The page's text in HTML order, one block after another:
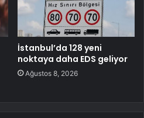
İstanbul’da 128 yeni
noktaya daha EDS geliyor
Ağustos 8, 2026